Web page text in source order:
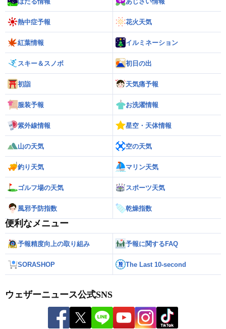
熱中症予報 花火天気
紅葉情報 イルミネーション
スキー＆スノボ 初日の出
初詣 天気痛予報
服装予報 お洗濯情報
紫外線情報 星空・天体情報
山の天気 空の天気
釣り天気 マリン天気
ゴルフ場の天気 スポーツ天気
風邪予防指数 乾燥指数
便利なメニュー
予報精度向上の取り組み 予報に関するFAQ
SORASHOP The Last 10-second
ウェザーニュース公式SNS